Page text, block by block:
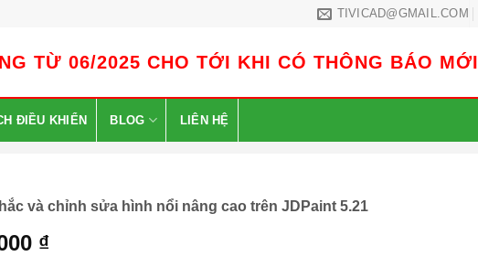
TIVICAD@GMAIL.COM
TỪ 06/2025 CHO TỚI KHI CÓ THÔNG BÁO MỚI
ĐIỀU KHIỂN BLOG LIÊN HỆ
và chỉnh sửa hình nổi nâng cao trên JDPaint 5.21
₫